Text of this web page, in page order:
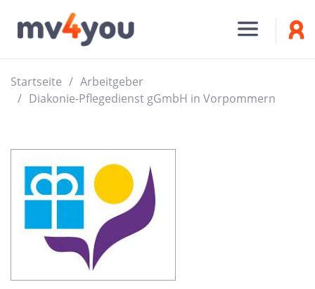
Startseite
Arbeitgeber
Diakonie-Pflegedienst gGmbH in Vorpommern